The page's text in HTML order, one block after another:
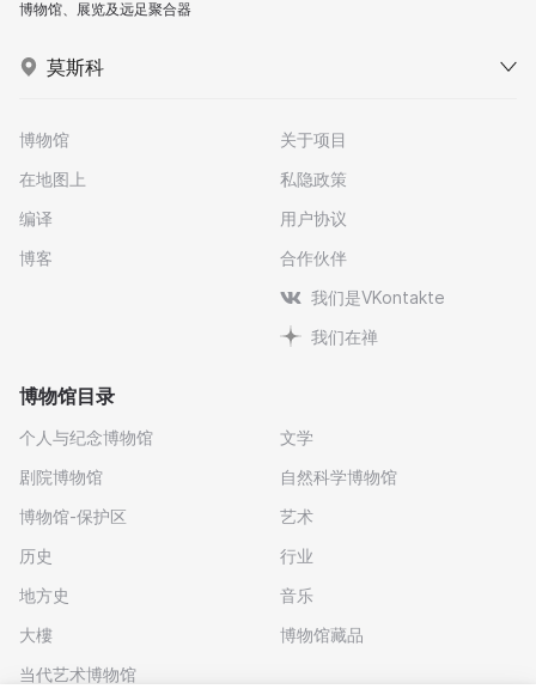
博物馆、展览及远足聚合器
莫斯科
博物馆
在地图上
编译
博客
关于项目
私隐政策
用户协议
合作伙伴
我们是VKontakte
我们在禅
博物馆目录
个人与纪念博物馆
剧院博物馆
博物馆-保护区
历史
地方史
大樓
当代艺术博物馆
文学
自然科学博物馆
艺术
行业
音乐
博物馆藏品